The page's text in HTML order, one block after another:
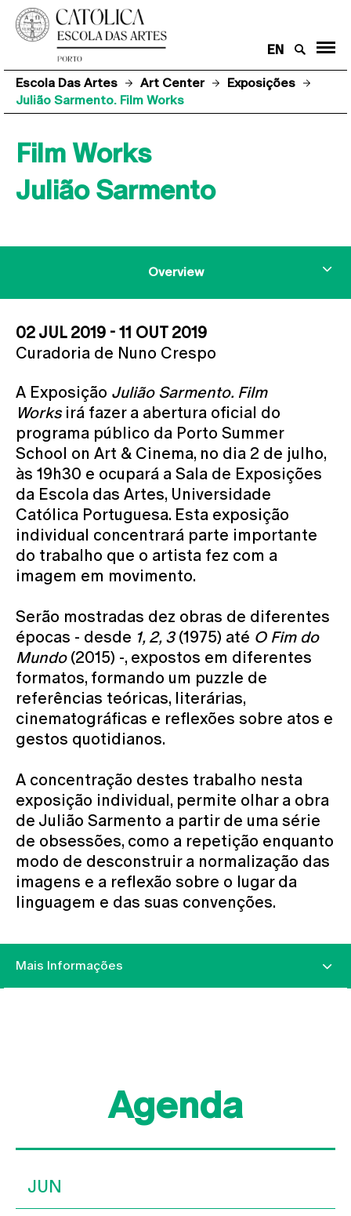
EN
Escola Das Artes Art Center
Exposições
Julião Sarmento. Film Works
Film Works
Julião Sarmento
Overview
02 JUL 2019 - 11 OUT 2019
Curadoria de Nuno Crespo
A Exposição Julião Sarmento. Film
Worksirá fazer a abertura oficial do
programa público da Porto Summer
School on Art & Cinema, no dia 2 de julho,
às 19h30 e ocupará a Sala de Exposições
da Escola das Artes, Universidade
Católica Portuguesa. Esta exposição
individual concentrará parte importante
do trabalho que o artista fez com a
imagem em movimento.
Serão mostradas dez obras de diferentes
épocas - desde 1, 2, 3(1975) até O Fim do
Mundo(2015) -, expostos em diferentes
formatos, formando um puzzle de
referências teóricas, literárias,
cinematográficas e reflexões sobre atos e
gestos quotidianos.
A concentração destes trabalho nesta
exposição individual, permite olhar a obra
de Julião Sarmento a partir de uma série
de obsessões, como a repetição enquanto
modo de desconstruir a normalização das
imagens e a reflexão sobre o lugar da
linguagem e das suas convenções.
Mais Informações
Agenda
JUN